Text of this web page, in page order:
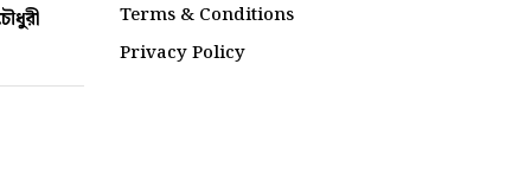
Terms & Conditions
Privacy Policy